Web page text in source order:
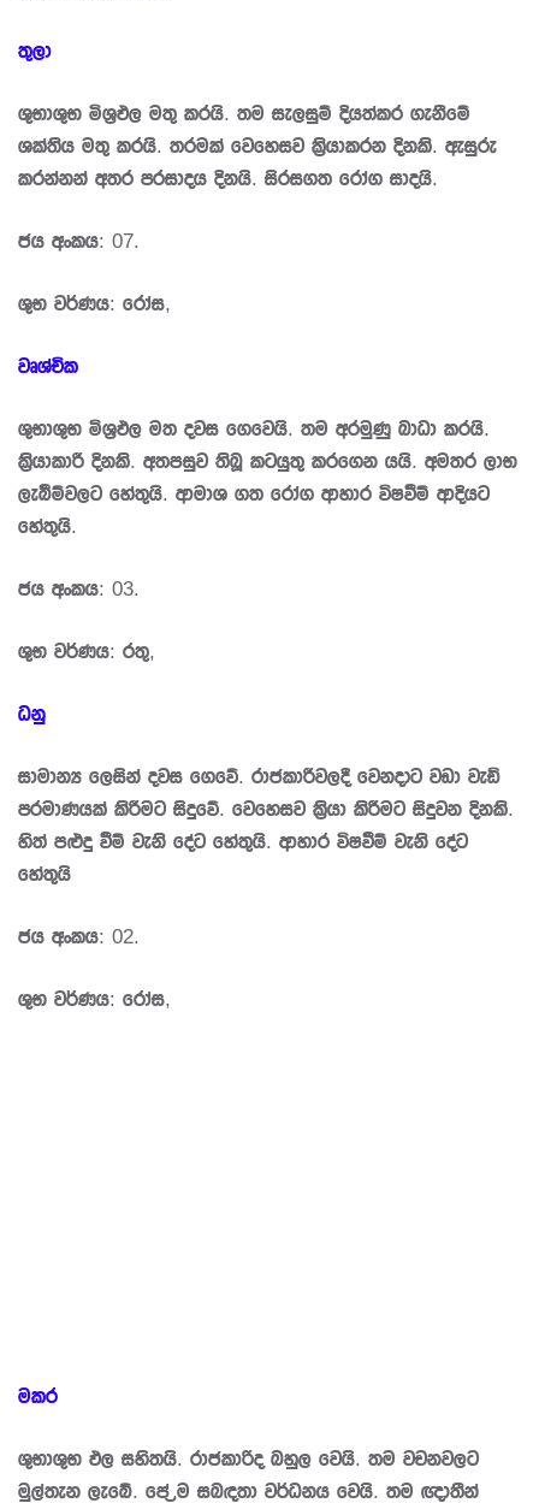
තුලා
ශුභාශුභ මිශ‍්‍රඵල මතු කරයි. තම සැලසුම් දියත්කර ගැනීමේ
ශක්තිය මතු කරයි. තරමක් වෙහෙසව කි‍්‍රයාකරන දිනකි. ඇසුරු
කරන්නන් අතර ප‍්‍රසාදය දිනයි. සිරසගත රෝග සාදයි.
ජය අංකය: 07.
ශුභ වර්ණය: රෝස,
වෘශ්චික
ශුභාශුභ මිශ‍්‍රඵල මත දවස ගෙවෙයි. තම අරමුණු බාධා කරයි.
කි‍්‍රයාකාරී දිනකි. අතපසුව තිබූ කටයුතු කරගෙන යයි. අමතර ලාභ
ලැබීම්වලට හේතුයි. ආමාශ ගත රෝග ආහාර විෂවීම් ආදියට
හේතුයි.
ජය අංකය: 03.
ශුභ වර්ණය: රතු,
ධනු
සාමාන්‍ය ලෙසින් දවස ගෙවේ. රාජකාරීවලදී වෙනදාට වඩා වැඩි
ප‍්‍රමාණයක් කිරීමට සිදුවේ. වෙහෙසව කි‍්‍රයා කිරීමට සිදුවන දිනකි.
හිත් පළුදු වීම් වැනි දේට හේතුයි. ආහාර විෂවීම් වැනි දේට
හේතුයි
ජය අංකය: 02.
ශුභ වර්ණය: රෝස,
මකර
ශුභාශුභ ඵල සහිතයි. රාජකාරිද බහුල වෙයි. තම වචනවලට
මුල්තැන ලැබේ. පේ‍්‍රම සබඳතා වර්ධනය වෙයි. තම ඥාතීන්